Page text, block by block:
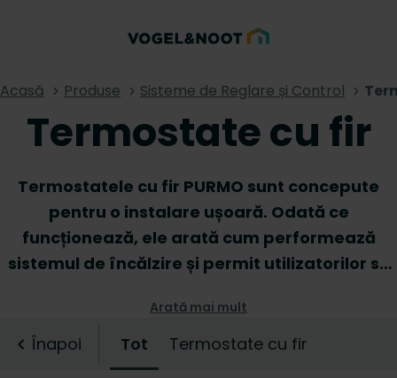
Acasă Produse Sisteme de Reglare și Control
Termostate cu fir
Termostatele cu fir PURMO sunt concepute
pentru o instalare ușoară. Odată ce
funcționează, ele arată cum performează
sistemul de încălzire și permit utilizatorilor să
încălzire. Printr-o simplă apăsare de buton,
setați valorile dorite pentru temperatură,
umiditate etc., astfel încât să vă bucurați de
Arată mai mult
Înapoi Tot Termostate cu fir